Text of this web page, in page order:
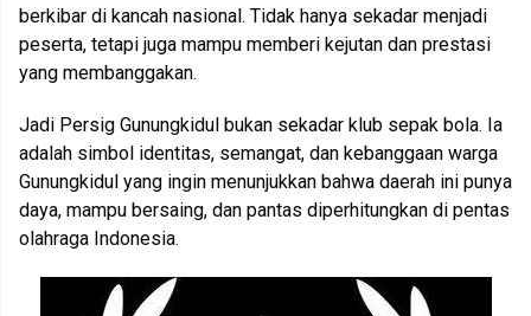
berkibar di kancah nasional. Tidak hanya sekadar menjadi
peserta, tetapi juga mampu memberi kejutan dan prestasi
yang membanggakan.
Jadi Persig Gunungkidul bukan sekadar klub sepak bola. Ia
adalah simbol identitas, semangat, dan kebanggaan warga
Gunungkidul yang ingin menunjukkan bahwa daerah ini punya
daya, mampu bersaing, dan pantas diperhitungkan di pentas
olahraga Indonesia.